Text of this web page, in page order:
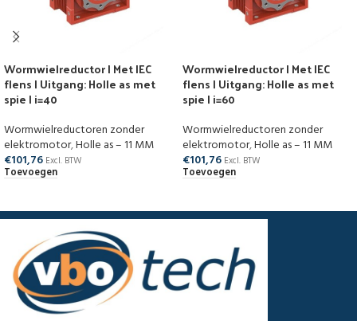
Wormwielreductor | Met IEC
flens | Uitgang: Holle as met
spie | i=40
Wormwielreductoren zonder
elektromotor,Holle as – 11 MM
€101,76 Excl. BTW
Toevoegen
Wormwielreductor | Met IEC
flens | Uitgang: Holle as met
spie | i=60
Wormwielreductoren zonder
elektromotor,Holle as – 11 MM
€101,76 Excl. BTW
Toevoegen